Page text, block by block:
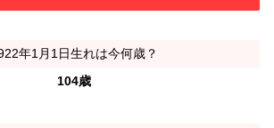
年1月1日生れは今何歳？
104歳